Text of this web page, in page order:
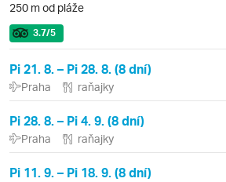
250 m od pláže
3.7/5
Pi 21. 8. – Pi 28. 8. (8 dní)
Praha raňajky
Pi 28. 8. – Pi 4. 9. (8 dní)
Praha raňajky
Pi 11. 9. – Pi 18. 9. (8 dní)